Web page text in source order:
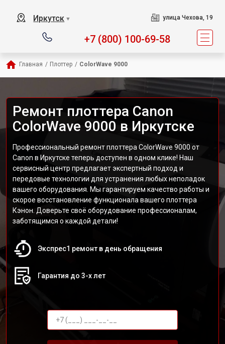
Иркутск ▼ улица Чехова, 19
+7 (800) 100-69-58
Главная / Плоттер / ColorWave 9000
Ремонт плоттера Canon
ColorWave 9000 в Иркутске
Профессиональный ремонт плоттера ColorWave 9000 от
Canon в Иркутске теперь доступен в одном клике! Наш
сервисный центр предлагает экспертный подход и
передовые технологии для устранения любых неполадок
вашего оборудования. Мы гарантируем качество работы и
скорое восстановление функционала вашего плоттера
Кэнон. Доверьте своё оборудование профессионалам,
заботящимся о каждой детали!
Экспрес1 ремонт в день обращения
Гарантия до 3-х лет